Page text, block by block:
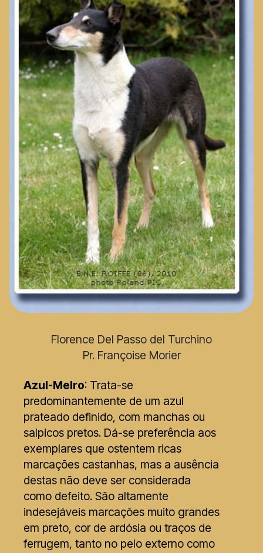
Florence Del Passo del Turchino
Pr. Françoise Morier
Azul-Melro: Trata-se
predominantemente de um azul
prateado definido, com manchas ou
salpicos pretos. Dá-se preferência aos
exemplares que ostentem ricas
marcações castanhas, mas a ausência
destas não deve ser considerada
como defeito. São altamente
indesejáveis marcações muito grandes
em preto, cor de ardósia ou traços de
ferrugem, tanto no pelo externo como